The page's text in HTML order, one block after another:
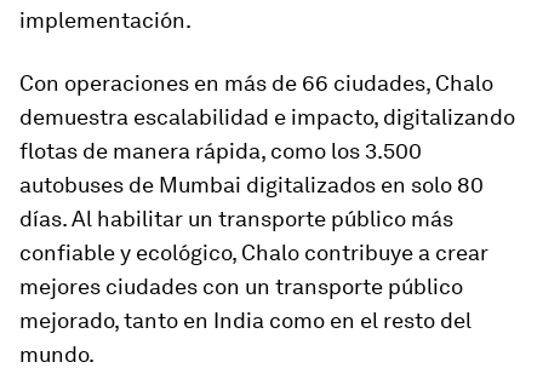
implementación.
Con operaciones en más de 66 ciudades, Chalo
demuestra escalabilidad e impacto, digitalizando
flotas de manera rápida, como los 3.500
autobuses de Mumbai digitalizados en solo 80
días. Al habilitar un transporte público más
confiable y ecológico, Chalo contribuye a crear
mejores ciudades con un transporte público
mejorado, tanto en India como en el resto del
mundo.